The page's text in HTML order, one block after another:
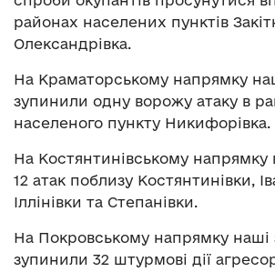
районах населених пунктів
Олександрівка.
На Краматорському напрямку
зупинили одну ворожу атаку в
населеного пункту Никифорівка.
На Костянтинівському напрямку
12 атак поблизу Костянтинівки,
Іллінівки та Степанівки.
На Покровському напрямку наші
зупинили 32 штурмові дії